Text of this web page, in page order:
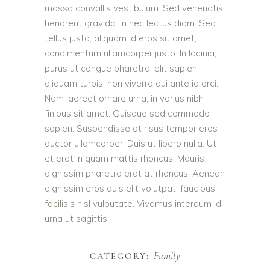
massa convallis vestibulum. Sed venenatis
hendrerit gravida. In nec lectus diam. Sed
tellus justo, aliquam id eros sit amet,
condimentum ullamcorper justo. In lacinia,
purus ut congue pharetra, elit sapien
aliquam turpis, non viverra dui ante id orci.
Nam laoreet ornare urna, in varius nibh
finibus sit amet. Quisque sed commodo
sapien. Suspendisse at risus tempor eros
auctor ullamcorper. Duis ut libero nulla. Ut
et erat in quam mattis rhoncus. Mauris
dignissim pharetra erat at rhoncus. Aenean
dignissim eros quis elit volutpat, faucibus
facilisis nisl vulputate. Vivamus interdum id
urna ut sagittis.
CATEGORY: Family